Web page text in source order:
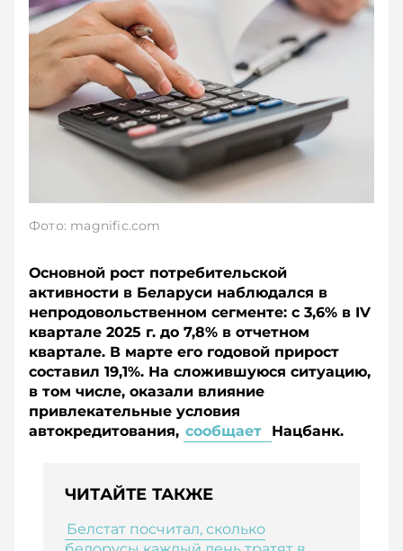
Фото: magnific.com
Основной рост потребительской
активности в Беларуси наблюдался в
непродовольственном сегменте: с 3,6% в IV
квартале 2025 г. до 7,8% в отчетном
квартале. В марте его годовой прирост
составил 19,1%. На сложившуюся ситуацию,
в том числе, оказали влияние
привлекательные условия
автокредитования, сообщает Нацбанк.
ЧИТАЙТЕ ТАКЖЕ
Белстат посчитал, сколько